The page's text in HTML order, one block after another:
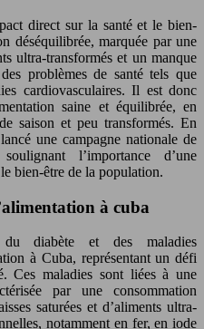
direct sur la santé et le bien-
déséquilibrée, marquée par une
ultra-transformés et un manque
problèmes de santé tels que
cardiovasculaires. Il est donc
saine et équilibrée, en
saison et peu transformés. En
une campagne nationale de
l’importance d’une
bien-être de la population.
à cuba
diabète et des maladies
à Cuba, représentant un défi
Ces maladies sont liées à une
par une consommation
saturées et d’aliments ultra-
notamment en fer, en iode